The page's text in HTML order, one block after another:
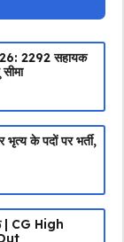
2292 सहायक
के पदों पर भर्ती,
| CG High